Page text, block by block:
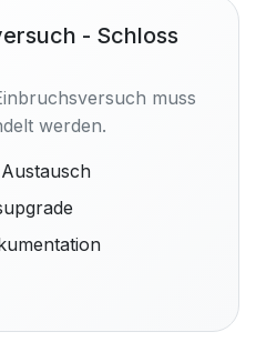
- Schloss
muss
werden.